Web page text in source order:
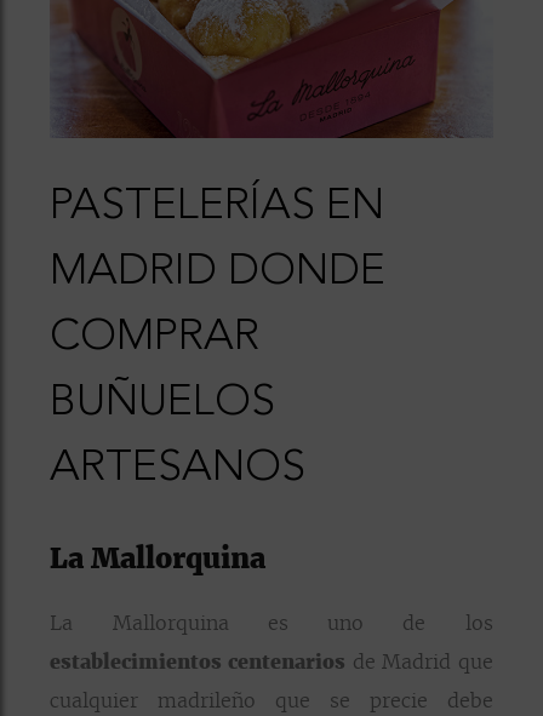
PASTELERÍAS EN
MADRID DONDE
COMPRAR
BUÑUELOS
ARTESANOS
La Mallorquina
La Mallorquina es uno de los
establecimientos centenarios de Madrid que
cualquier madrileño que se precie debe